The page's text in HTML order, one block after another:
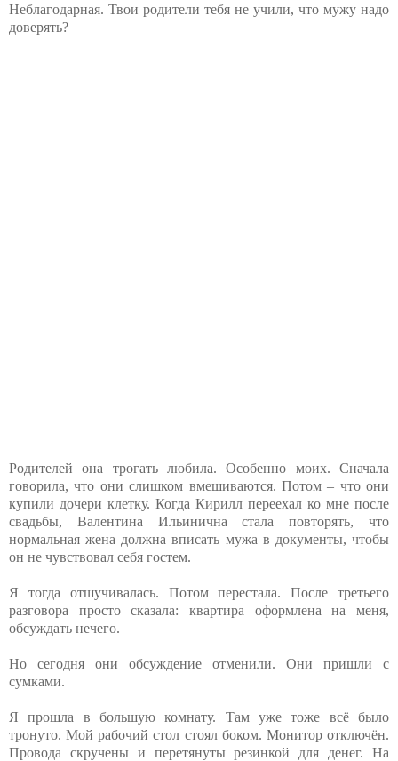
Неблагодарная. Твои родители тебя не учили, что мужу надо
доверять?
Родителей она трогать любила. Особенно моих. Сначала
говорила, что они слишком вмешиваются. Потом – что они
купили дочери клетку. Когда Кирилл переехал ко мне после
свадьбы, Валентина Ильинична стала повторять, что
нормальная жена должна вписать мужа в документы, чтобы
он не чувствовал себя гостем.
Я тогда отшучивалась. Потом перестала. После третьего
разговора просто сказала: квартира оформлена на меня,
обсуждать нечего.
Но сегодня они обсуждение отменили. Они пришли с
сумками.
Я прошла в большую комнату. Там уже тоже всё было
тронуто. Мой рабочий стол стоял боком. Монитор отключён.
Провода скручены и перетянуты резинкой для денег. На